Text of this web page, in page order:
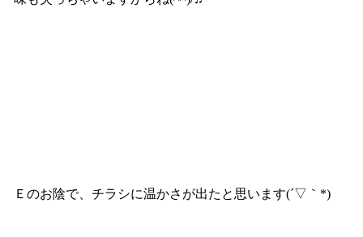
Ｅのお陰で、チラシに温かさが出たと思います(´▽｀*)